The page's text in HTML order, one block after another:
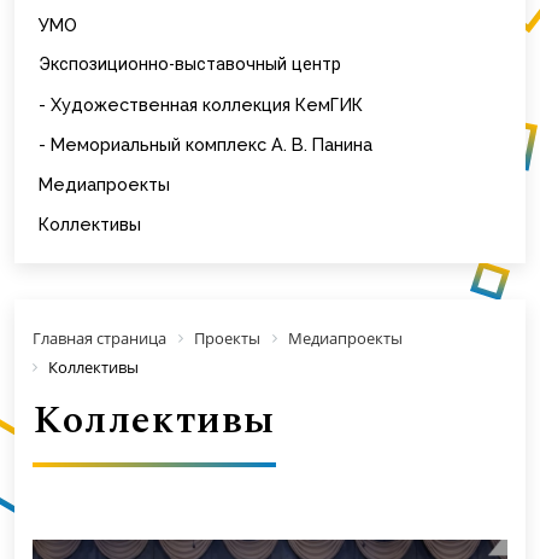
УМО
Экспозиционно-выставочный центр
- Художественная коллекция КемГИК
- Мемориальный комплекс А. В. Панина
Медиапроекты
Коллективы
Главная страница Проекты
Медиапроекты
Коллективы
Коллективы